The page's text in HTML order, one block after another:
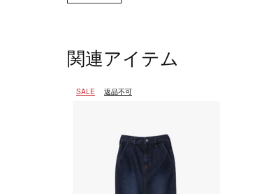
関連アイテム
SALE 返品不可